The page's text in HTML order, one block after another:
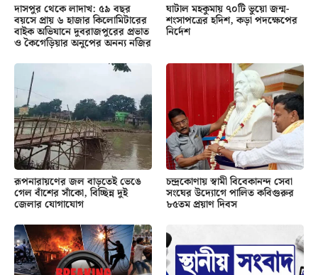
দাসপুর থেকে লাদাখ: ৫৯ বছর
বয়সে প্রায় ৬ হাজার কিলোমিটারের
বাইক অভিযানে দুবরাজপুরের প্রভাত
ও কৈগেড়িয়ার অনুপের অনন্য নজির
ঘাটাল মহকুমায় ৭০টি ভুয়ো জন্ম-
শংসাপত্রের হদিশ, কড়া পদক্ষেপের
নির্দেশ
রূপনারায়ণের জল বাড়তেই ভেঙে
গেল বাঁশের সাঁকো, বিচ্ছিন্ন দুই
জেলার যোগাযোগ
চন্দ্রকোণায় স্বামী বিবেকানন্দ সেবা
সংঘের উদ্যোগে পালিত কবিগুরুর
৮৫তম প্রয়াণ দিবস